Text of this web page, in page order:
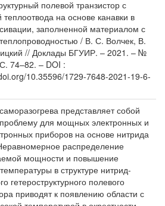
полевой транзистор с
теплоотвода на основе канавки в
заполненной материалом с
/ В. С. Волчек, В.
// Доклады БГУИР. – 2021. – №
74–82. – DOI :
10.35596/1729-7648-2021-19-6-
представляет собой
для мощных электронных и
приборов на основе нитрида
распределение
мощности и повышение
в структуре нитрид-
гетероструктурного полевого
приводят к появлению области с